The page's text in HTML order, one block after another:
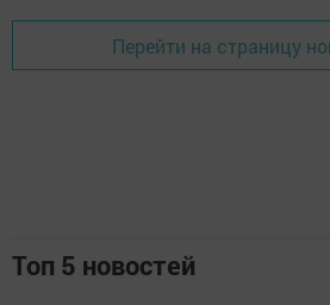
Перейти на страницу
Топ 5 новостей